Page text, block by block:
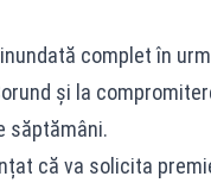
complet în
și la
săptămâni.
că va solicita